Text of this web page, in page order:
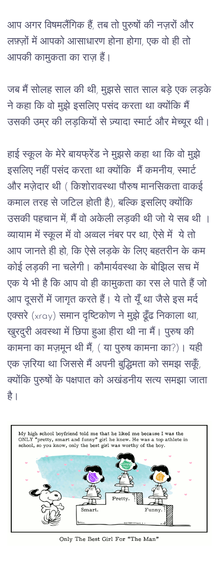
आप अगर विषमलैंगिक हैं, तब तो पुरुषों की नज़रों और
लफ़्ज़ों में आपको आसाधारण होना होगा, एक वो ही तो
आपकी कामुकता का राज़ हैं।
जब मैं सोलह साल की थी, मुझसे सात साल बड़े एक लड़के
ने कहा कि वो मुझे इसलिए पसंद करता था क्योंकि मैं
उसकी उम्र की लड़कियों से ज़्यादा स्मार्ट और मेच्यूर थी।
हाई स्कूल के मेरे बायफ्रेंड ने मुझसे कहा था कि वो मुझे
इसलिए नहीं पसंद करता था क्योंकि मैं कमनीय, स्मार्ट
और मज़ेदार थी ( किशोरावस्था पौरुष मानसिकता वाकई
कमाल तरह से जटिल होती है), बल्कि इसलिए क्योंकि
उसकी पहचान में, मैं वो अकेली लड़की थी जो ये सब थी ।
व्यायाम में स्कूल में वो अव्वल नंबर पर था, ऐसे में ये तो
आप जानते ही हो, कि ऐसे लड़के के लिए बहतरीन के कम
कोई लड़की ना चलेगी। कौमार्यवस्था के बोझिल सच में
एक ये भी है कि आप वो ही कामुकता का रस ले पाते हैं जो
आप दूसरों में जागृत करते हैं। ये तो यूँ था जैसे इस मर्द
एक्सरे (xray) समान दृष्टिकोण ने मुझे ढूँढ निकाला था,
खुरदुरी अवस्था में छिपा हुआ हीरा थी ना मैं। पुरुष की
कामना का मज़मून थी मैं, ( या पुरुष कामना का?)। यही
एक ज़रिया था जिससे मैं अपनी बुद्धिमता को समझ सकूँ,
क्योंकि पुरुषों के पक्षपात को अखंडनीय सत्य समझा जाता
है।